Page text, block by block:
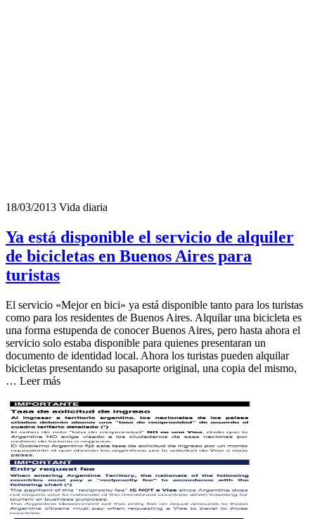
18/03/2013 Vida diaria
Ya está disponible el servicio de alquiler
de bicicletas en Buenos Aires para
turistas
El servicio «Mejor en bici» ya está disponible tanto para los turistas
como para los residentes de Buenos Aires. Alquilar una bicicleta es
una forma estupenda de conocer Buenos Aires, pero hasta ahora el
servicio solo estaba disponible para quienes presentaran un
documento de identidad local. Ahora los turistas pueden alquilar
bicicletas presentando su pasaporte original, una copia del mismo,
… Leer más